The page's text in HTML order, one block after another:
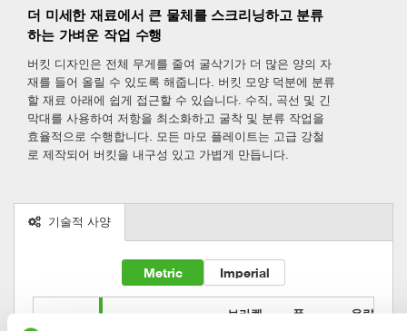
더 미세한 재료에서 큰 물체를 스크리닝하고 분류
하는 가벼운 작업 수행
버킷 디자인은 전체 무게를 줄여 굴삭기가 더 많은 양의 자
재를 들어 올릴 수 있도록 해줍니다. 버킷 모양 덕분에 분류
할 재료 아래에 쉽게 접근할 수 있습니다. 수직, 곡선 및 긴
막대를 사용하여 저항을 최소화하고 굴착 및 분류 작업을
효율적으로 수행합니다. 모든 마모 플레이트는 고급 강철
로 제작되어 버킷을 내구성 있고 가볍게 만듭니다.
기술적 사양
Metric Imperial
브라켓
폭
용량